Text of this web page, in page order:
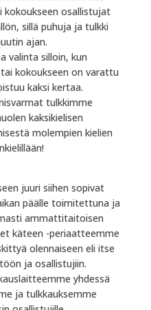
kokoukseen osallistujat
sillä puhuja ja tulkki
ajan.
valinta silloin, kun
kokoukseen on varattu
kaksi kertaa.
tulkkimme
kaksikielisen
molempien kielien
juuri siihen sopivat
päälle toimitettuna ja
ammattitaitoisen
käteen -periaatteemme
olennaiseen eli itse
ja osallistujiin.
yhdessä
ja tulkkauksemme